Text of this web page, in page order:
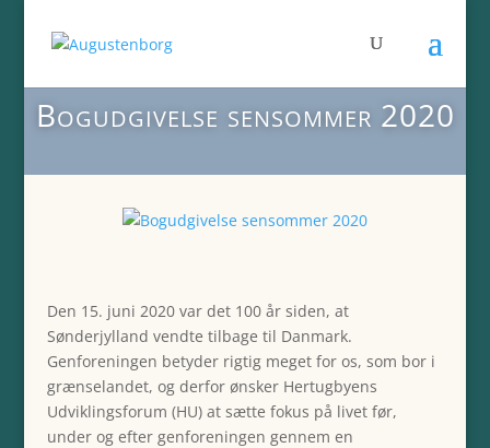
Bogudgivelse sensommer 2020
Den 15. juni 2020 var det 100 år siden, at
Sønderjylland vendte tilbage til Danmark.
Genforeningen betyder rigtig meget for os, som bor i
grænselandet, og derfor ønsker Hertugbyens
Udviklingsforum (HU) at sætte fokus på livet før,
under og efter genforeningen gennem en